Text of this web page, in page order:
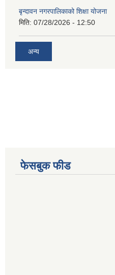
बृन्दावन नगरपालिकाको शिक्षा योजना
मिति: 07/28/2026 - 12:50
अन्य
फेसबुक फीड